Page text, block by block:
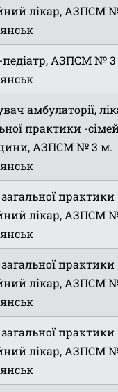
лікар, АЗПСМ
педіатр, АЗПСМ №
амбулаторії,
практики -
АЗПСМ № 3 м.
практики
лікар, АЗПСМ
практики
лікар, АЗПСМ
практики
лікар, АЗПСМ